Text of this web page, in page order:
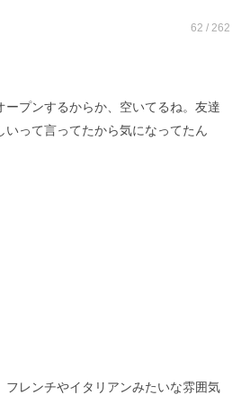
62 / 262
ープンするからか、空いてるね。友達
いって言ってたから気になってたん
フレンチやイタリアンみたいな雰囲気